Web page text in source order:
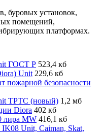
буровых установок,
помещений,
платформах.
ГОСТ Р 523,4 кб
Unit 229,6 кб
пожарной безопасности
ТРТС (новый) 1,2 мб
Diora 402 кб
лира MW 416,1 кб
Unit, Caiman, Skat,